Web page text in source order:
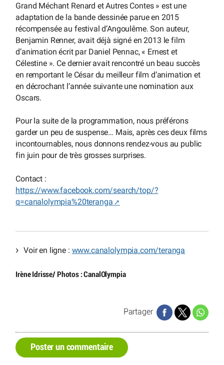
Grand Méchant Renard et Autres Contes » est une
adaptation de la bande dessinée parue en 2015
récompensée au festival d’Angoulême. Son auteur,
Benjamin Renner, avait déjà signé en 2013 le film
d’animation écrit par Daniel Pennac, « Ernest et
Célestine ». Ce dernier avait rencontré un beau succès
en remportant le César du meilleur film d’animation et
en décrochant l’année suivante une nomination aux
Oscars.
Pour la suite de la programmation, nous préférons
garder un peu de suspense… Mais, après ces deux films
incontournables, nous donnons rendez-vous au public
fin juin pour de très grosses surprises.
Contact :
https://www.facebook.com/search/top/?
q=canalolympia%20teranga
Voir en ligne : www.canalolympia.com/teranga
Irène Idrisse/ Photos : CanalOlympia
Partager
Poster un commentaire